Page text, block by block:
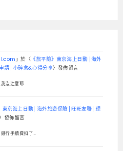
」於〈 《旅平險》東京海上日動│海外
請│小碎念&心得分享〉發佈留言
沒注意耶… …
東京海上日動│海外旅遊保險│旺旺友聯│理
發佈留言
行手續費扣了…